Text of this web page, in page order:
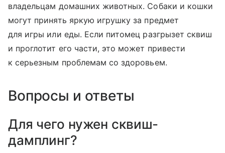
владельцам домашних животных. Собаки и кошки
могут принять яркую игрушку за предмет
для игры или еды. Если питомец разгрызет сквиш
и проглотит его части, это может привести
к серьезным проблемам со здоровьем.
Вопросы и ответы
Для чего нужен сквиш-
дамплинг?